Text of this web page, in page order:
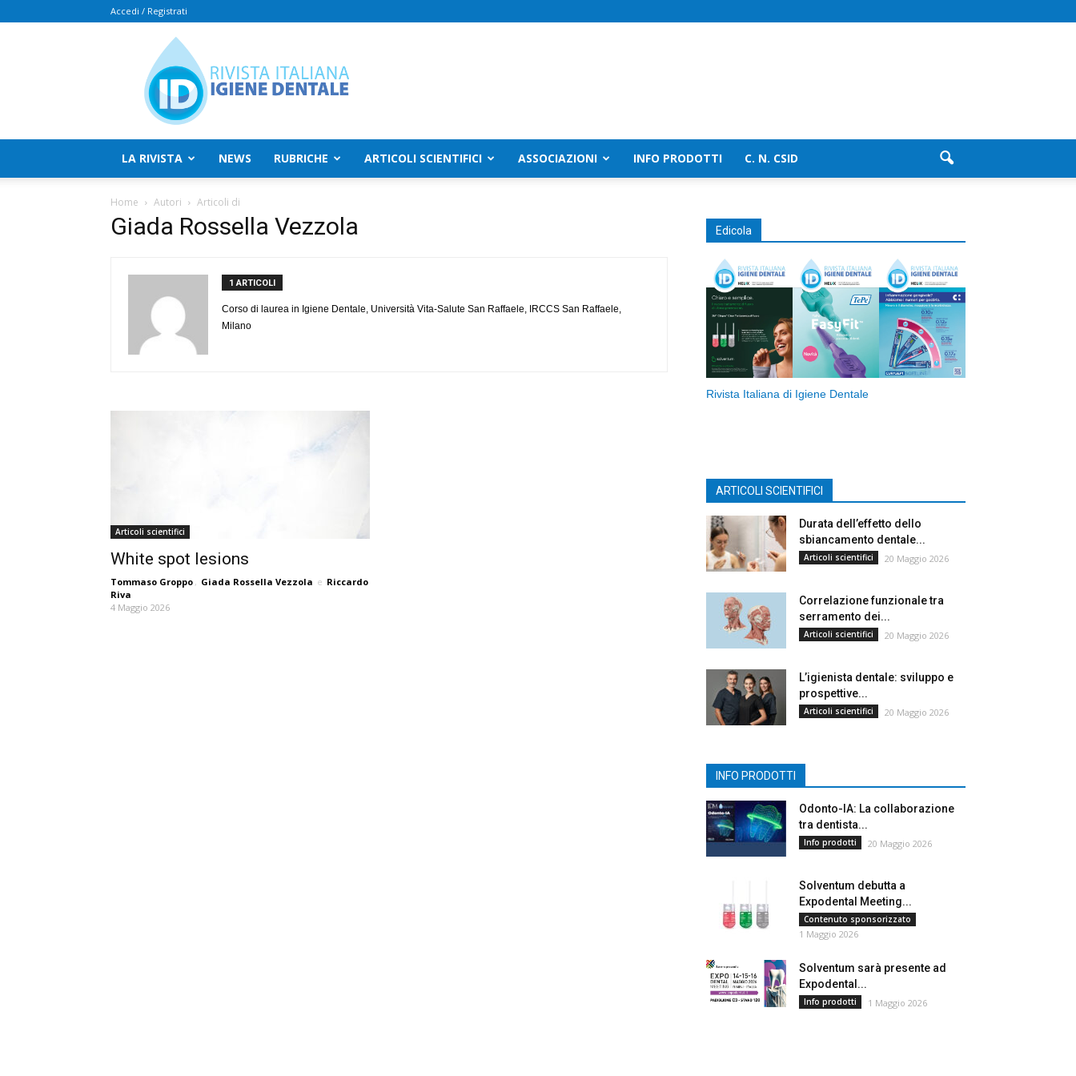
Accedi / Registrati
Rivista
Italiana
Igiene
Dentale
LA RIVISTA NEWS RUBRICHE ARTICOLI SCIENTIFICI ASSOCIAZIONI INFO PRODOTTI C. N. CSID
Home Autori Articoli di
Giada Rossella Vezzola
1 ARTICOLI
Corso di laurea in Igiene Dentale, Università Vita-Salute San Raffaele, IRCCS San Raffaele,
Milano
Articoli scientifici
White spot lesions
Tommaso Groppo , Giada Rossella Vezzola e Riccardo
Riva
4 Maggio 2026
Edicola
Rivista Italiana di Igiene Dentale
ARTICOLI SCIENTIFICI
Durata dell’effetto dello
sbiancamento dentale...
Articoli scientifici 20 Maggio 2026
Correlazione funzionale tra
serramento dei...
Articoli scientifici 20 Maggio 2026
L’igienista dentale: sviluppo e
prospettive...
Articoli scientifici 20 Maggio 2026
INFO PRODOTTI
Odonto-IA: La collaborazione
tra dentista...
Info prodotti 20 Maggio 2026
Solventum debutta a
Expodental Meeting...
Contenuto sponsorizzato
1 Maggio 2026
Solventum sarà presente ad
Expodental...
Info prodotti 1 Maggio 2026